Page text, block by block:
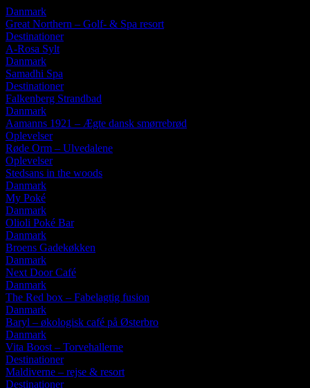
Danmark
Great Northern – Golf- & Spa resort
Destinationer
A-Rosa Sylt
Danmark
Samadhi Spa
Destinationer
Falkenberg Strandbad
Danmark
Aamanns 1921 – Ægte dansk smørrebrød
Oplevelser
Røde Orm – Ulvedalene
Oplevelser
Stedsans in the woods
Danmark
My Poké
Danmark
Olioli Poké Bar
Danmark
Broens Gadekøkken
Danmark
Next Door Café
Danmark
The Red box – Fabelagtig fusion
Danmark
Baryl – økologisk café på Østerbro
Danmark
Vita Boost – Torvehallerne
Destinationer
Maldiverne – rejse & resort
Destinationer